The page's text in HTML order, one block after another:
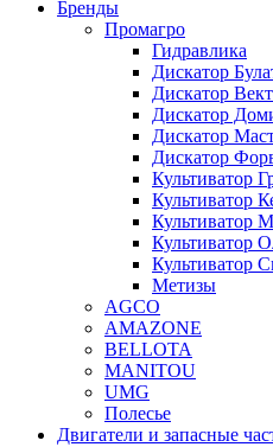
Бренды
Промагро
Гидравлика
Дискатор
Дискатор
Дискатор
Дискатор
Дискатор
Культиватор
Культиватор
Культиватор
Культиватор
Культиватор
Метизы
AGCO
AMAZONE
BELLOTA
MANITOU
UMG
Полесье
Двигатели и запасные